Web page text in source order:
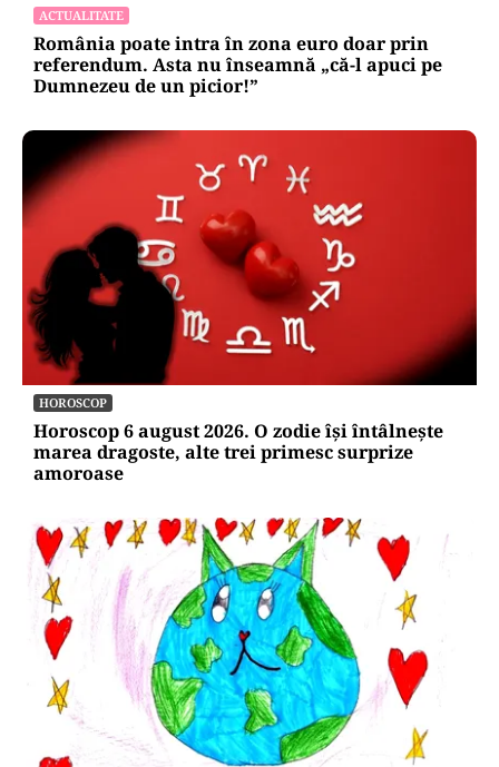
ACTUALITATE
România poate intra în zona euro doar prin
referendum. Asta nu înseamnă „că-l apuci pe
Dumnezeu de un picior!”
HOROSCOP
Horoscop 6 august 2026. O zodie își întâlnește
marea dragoste, alte trei primesc surprize
amoroase